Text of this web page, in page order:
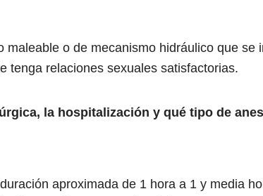
maleable o de mecanismo hidráulico que
tenga relaciones sexuales satisfactorias.
la hospitalización y qué tipo de
aproximada de 1 hora a 1 y media